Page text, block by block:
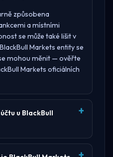
způsobena
a místními
se může také lišit v
Markets entity se
mohou měnit — ověřte
Markets oficiálních
u BlackBull